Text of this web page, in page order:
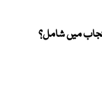
میں شامل؟